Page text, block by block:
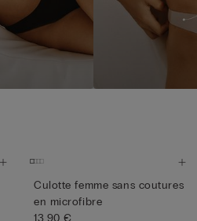
Culotte femme sans coutures
en microfibre
13,90 €